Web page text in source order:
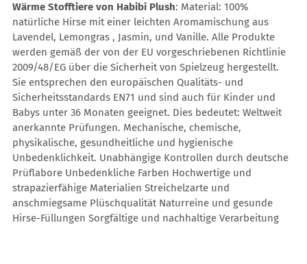
Wärme Stofftiere von Habibi Plush: Material: 100%
natürliche Hirse mit einer leichten Aromamischung aus
Lavendel, Lemongras , Jasmin, und Vanille. Alle Produkte
werden gemäß der von der EU vorgeschriebenen Richtlinie
2009/48/EG über die Sicherheit von Spielzeug hergestellt.
Sie entsprechen den europäischen Qualitäts- und
Sicherheitsstandards EN71 und sind auch für Kinder und
Babys unter 36 Monaten geeignet. Dies bedeutet: Weltweit
anerkannte Prüfungen. Mechanische, chemische,
physikalische, gesundheitliche und hygienische
Unbedenklichkeit. Unabhängige Kontrollen durch deutsche
Prüflabore Unbedenkliche Farben Hochwertige und
strapazierfähige Materialien Streichelzarte und
anschmiegsame Plüschqualität Naturreine und gesunde
Hirse-Füllungen Sorgfältige und nachhaltige Verarbeitung